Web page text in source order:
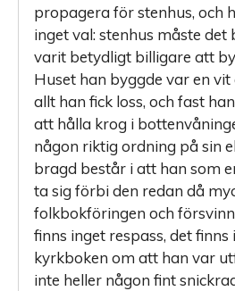
propagera för stenhus, och
inget val: stenhus måste det
varit betydligt billigare att
Huset han byggde var en
allt han fick loss, och fast
att hålla krog i
någon riktig ordning på sin
bragd består i att han som
ta sig förbi den redan då
folkbokföringen och
finns inget respass, det
kyrkboken om att han var
inte heller någon fint